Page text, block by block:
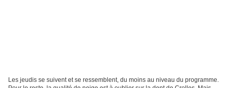
Les jeudis se suivent et se ressemblent, du moins au niveau du programme.